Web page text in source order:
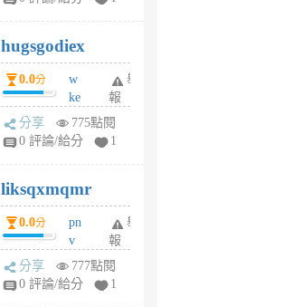
6
個
月
前
hugsgodiex
0.0分
w
ke
rv
pj
6
個
月
前
舉
報
分享
775點閱
0 評論/給分
1
liksqxmqmr
0.0分
pn
v
wt
sv
舉
報
分享
777點閱
0 評論/給分
1